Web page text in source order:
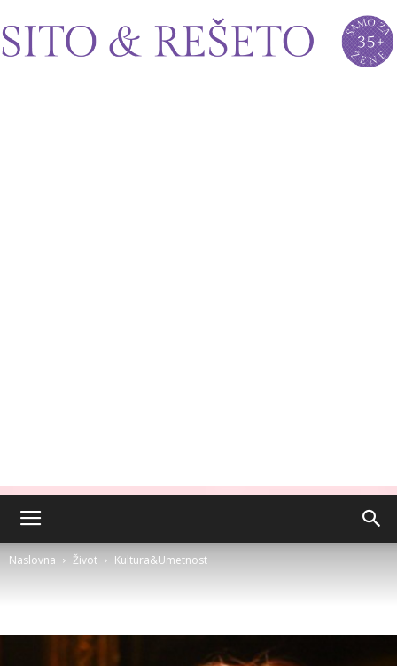
Naslovna Život Kultura&Umetnost